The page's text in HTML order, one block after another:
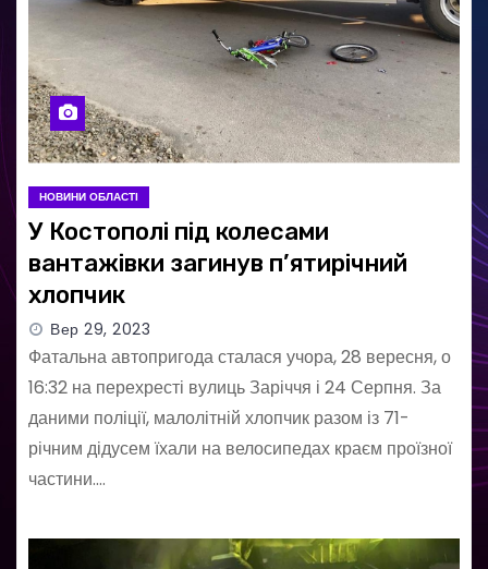
НОВИНИ ОБЛАСТІ
У Костополі під колесами
вантажівки загинув п’ятирічний
хлопчик
Вер 29, 2023
Фатальна автопригода сталася учора, 28 вересня, о
16:32 на перехресті вулиць Заріччя і 24 Серпня. За
даними поліції, малолітній хлопчик разом із 71-
річним дідусем їхали на велосипедах краєм проїзної
частини.…